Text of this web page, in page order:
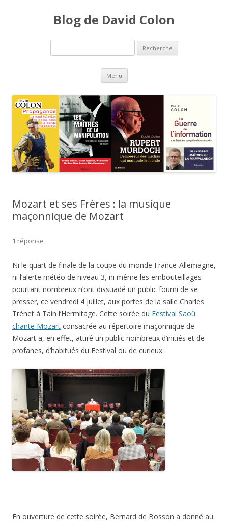
Blog de David Colon
Menu Aller au contenu principal
Mozart et ses Frères : la musique
maçonnique de Mozart
1 réponse
Ni le quart de finale de la coupe du monde France-Allemagne,
ni l’alerte météo de niveau 3, ni même les embouteillages
pourtant nombreux n’ont dissuadé un public fourni de se
presser, ce vendredi 4 juillet, aux portes de la salle Charles
Trénet à Tain l’Hermitage. Cette soirée du Festival Saoû
chante Mozart consacrée au répertoire maçonnique de
Mozart a, en effet, attiré un public nombreux d’initiés et de
profanes, d’habitués du Festival ou de curieux.
En ouverture de cette soirée, Bernard de Bosson a donné au